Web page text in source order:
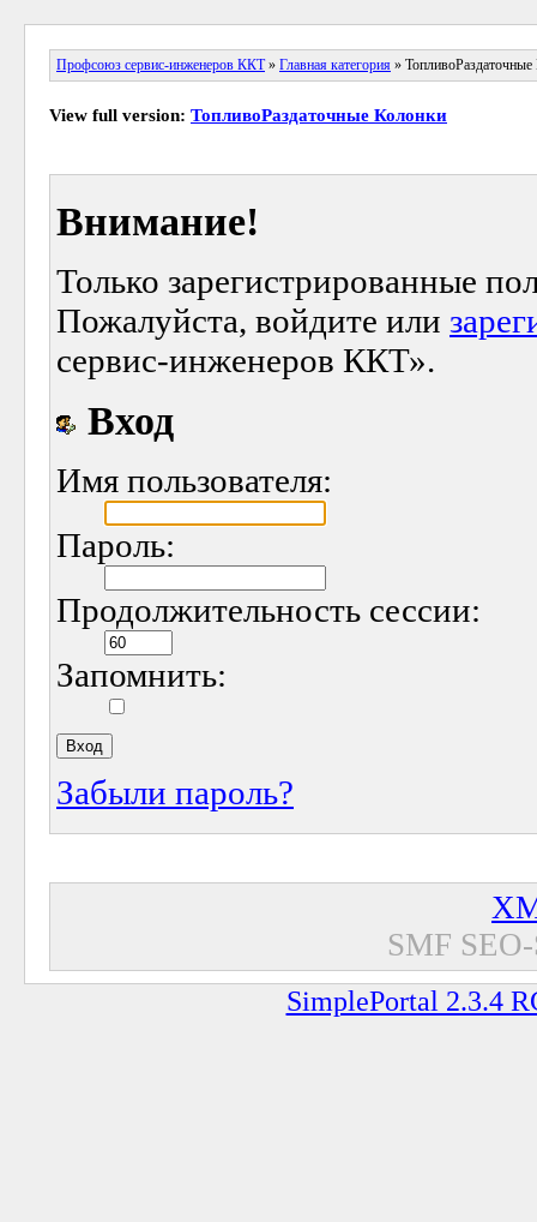
Профсоюз сервис-инженеров ККТ» Главная категория »
View full version: ТопливоРаздаточные Колонки
Внимание!
Только зарегистрированные
Пожалуйста, войдите или
сервис-инженеров ККТ».
Вход
Имя пользователя:
Пароль:
Продолжительность сессии:
Запомнить:
Забыли пароль?
SMF
SimplePortal 2.3.4